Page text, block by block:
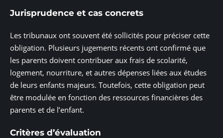
Jurisprudence et cas concrets
Les tribunaux ont souvent été sollicités pour préciser cette
obligation. Plusieurs jugements récents ont confirmé que
les parents doivent contribuer aux frais de scolarité,
logement, nourriture, et autres dépenses liées aux études
de leurs enfants majeurs. Toutefois, cette obligation peut
être modulée en fonction des ressources financières des
parents et de l’enfant.
Critères d’évaluation